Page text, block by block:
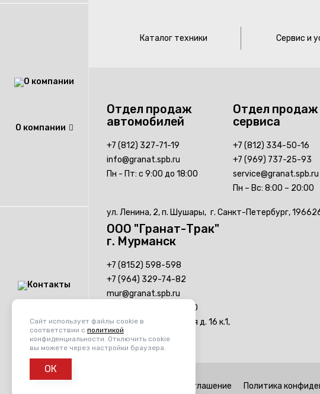
О компании
Контакты
Каталог техники Сервис и
Отдел продаж
автомобилей
+7 (812) 327-71-19
info@granat.spb.ru
Пн - Пт: с 9:00 до 18:00
Отдел продаж
сервиса
+7 (812) 334-50-16
+7 (969) 737-25-93
service@granat.spb.ru
Пн – Вс: 8:00 – 20:00
ул. Ленина, 2, п. Шушары, г. Санкт-Петербург,
ООО "Гранат-Трак"
г. Мурманск
+7 (8152) 598-598
+7 (964) 329-74-82
mur@granat.spb.ru
Пн - Пт: с 9:00 до 18:00
ул. Домостроительная д. 16 к.1,
г. Мурманск, 184034
Пользовательское соглашение Политика
Сайт использует файлы cookie в
соответствии с политикой
конфиденциальности. Отключить cookie
вы можете через настройки браузера.
ОК